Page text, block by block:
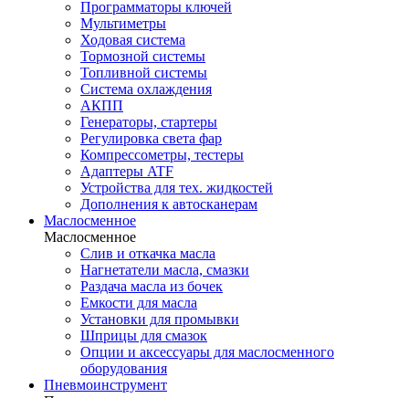
Программаторы ключей
Мультиметры
Ходовая система
Тормозной системы
Топливной системы
Система охлаждения
АКПП
Генераторы, стартеры
Регулировка света фар
Компрессометры, тестеры
Адаптеры ATF
Устройства для тех. жидкостей
Дополнения к автосканерам
Маслосменное
Маслосменное
Слив и откачка масла
Нагнетатели масла, смазки
Раздача масла из бочек
Емкости для масла
Установки для промывки
Шприцы для смазок
Опции и аксессуары для маслосменного
оборудования
Пневмоинструмент